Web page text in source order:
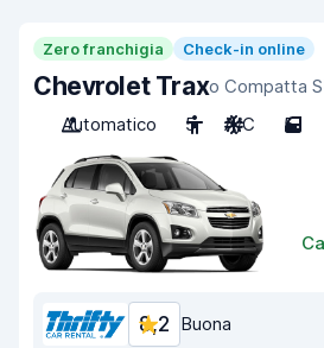
Zero franchigia Check-in online
Chevrolet Traxo Compatta
Automatico
5 A/C 5
8,2 Buona